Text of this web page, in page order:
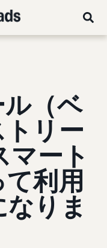
（ベ
リー
マート
利用
りま